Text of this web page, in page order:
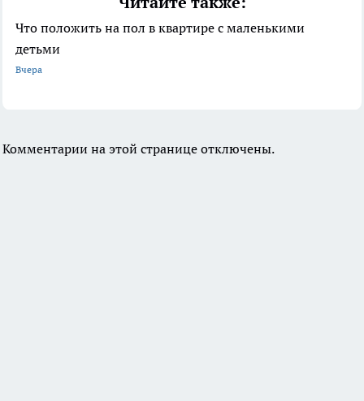
Что положить на пол в квартире с маленькими
детьми
Вчера
Комментарии на этой странице отключены.